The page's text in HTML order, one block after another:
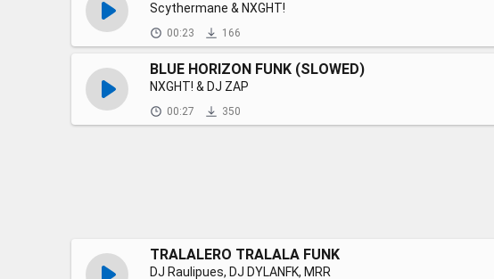
Scythermane & NXGHT!
00:23 166
BLUE HORIZON FUNK (SLOWED)
NXGHT! & DJ ZAP
00:27 350
TRALALERO TRALALA FUNK
DJ Raulipues, DJ DYLANFK, MRR